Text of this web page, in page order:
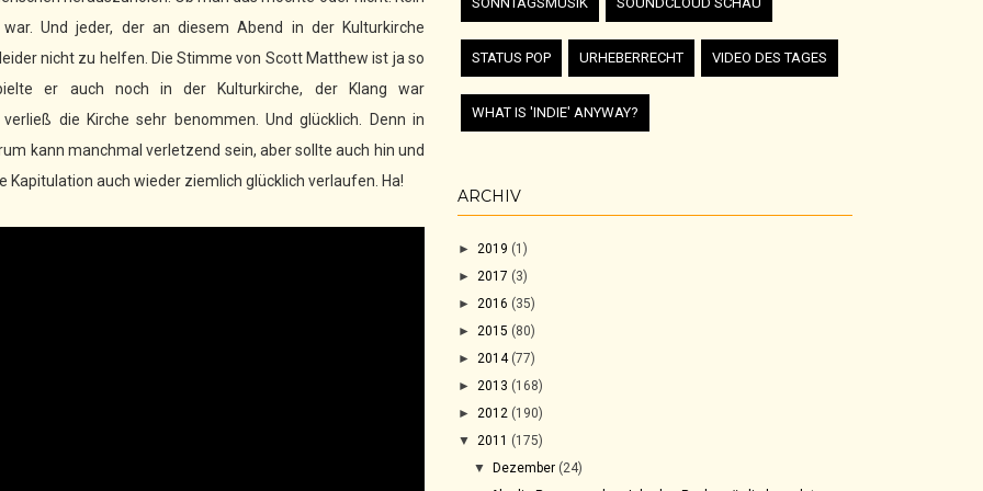
Und jeder, der an diesem Abend in der Kulturkirche
nicht zu helfen. Die Stimme von Scott Matthew ist ja so
er auch noch in der Kulturkirche, der Klang war
die Kirche sehr benommen. Und glücklich. Denn in
kann manchmal verletzend sein, aber sollte auch hin und
auch wieder ziemlich glücklich verlaufen. Ha!
STATUS POP URHEBERRECHT VIDEO DES TAGES
WHAT IS 'INDIE' ANYWAY?
ARCHIV
► 2019 (1)
► 2017 (3)
► 2016 (35)
► 2015 (80)
► 2014 (77)
► 2013 (168)
► 2012 (190)
▼ 2011 (175)
▼Dezember (24)